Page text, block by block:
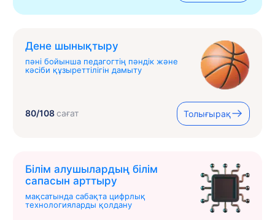
Дене шынықтыру
пәні бойынша педагогтің пәндік және
кәсіби құзыреттілігін дамыту
80/108сағат Толығырақ
Білім алушылардың білім
сапасын арттыру
мақсатында сабақта цифрлық
технологияларды қолдану